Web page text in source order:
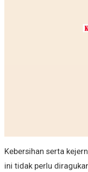
Kebersihan serta
ini tidak perlu